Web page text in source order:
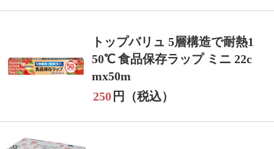
トップバリュ 5層構造で耐熱1
50℃ 食品保存ラップ ミニ 22c
mx50m
250 円（税込）